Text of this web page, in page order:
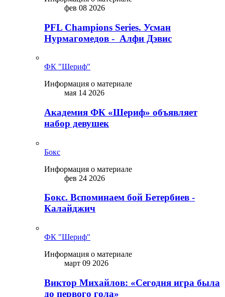
фев 08 2026
PFL Champions Series. Усман
Нурмагомедов - Алфи Дэвис
ФК "Шериф"
Информация о материале
мая 14 2026
Академия ФК «Шериф» объявляет
набор девушек
Бокс
Информация о материале
фев 24 2026
Бокс. Вспоминаем бой Бетербиев -
Калайджич
ФК "Шериф"
Информация о материале
март 09 2026
Виктор Михайлов: «Сегодня игра была
до первого гола»